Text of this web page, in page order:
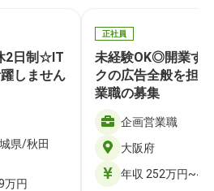
2日制☆IT
しません
県/秋田
万円
正社員
未経験OK◎開業す
クの広告全般を担
業職の募集
企画営業職
大阪府
年収 252万円